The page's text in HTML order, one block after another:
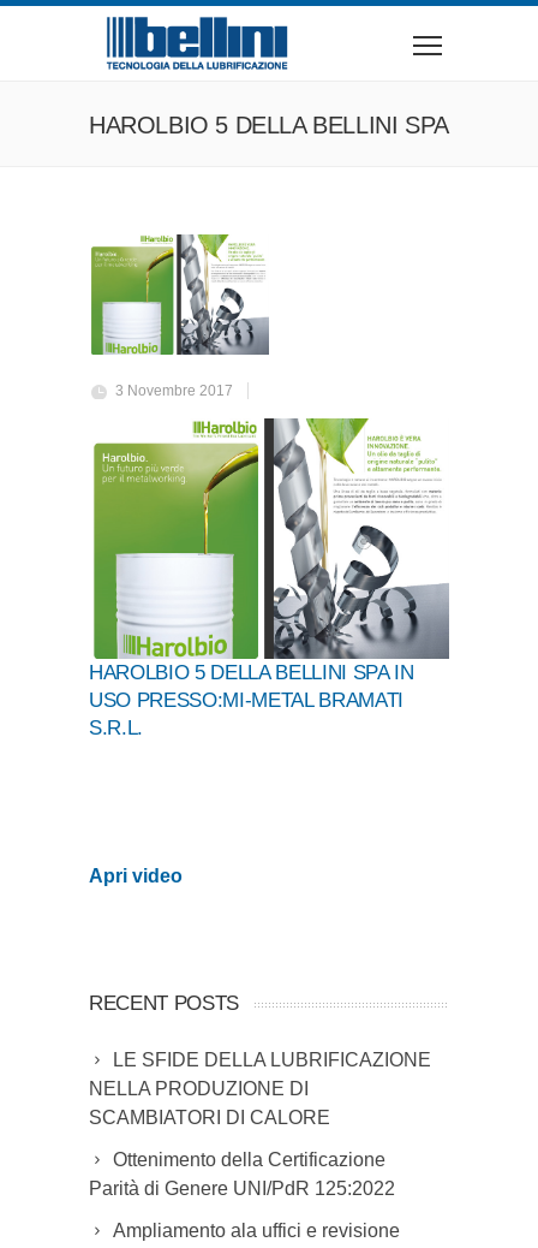
HAROLBIO 5 DELLA BELLINI SPA
3 Novembre 2017
HAROLBIO 5 DELLA BELLINI SPA IN
USO PRESSO:MI-METAL BRAMATI
S.R.L.
Apri video
RECENT POSTS
LE SFIDE DELLA LUBRIFICAZIONE
NELLA PRODUZIONE DI
SCAMBIATORI DI CALORE
Ottenimento della Certificazione
Parità di Genere UNI/PdR 125:2022
Ampliamento ala uffici e revisione